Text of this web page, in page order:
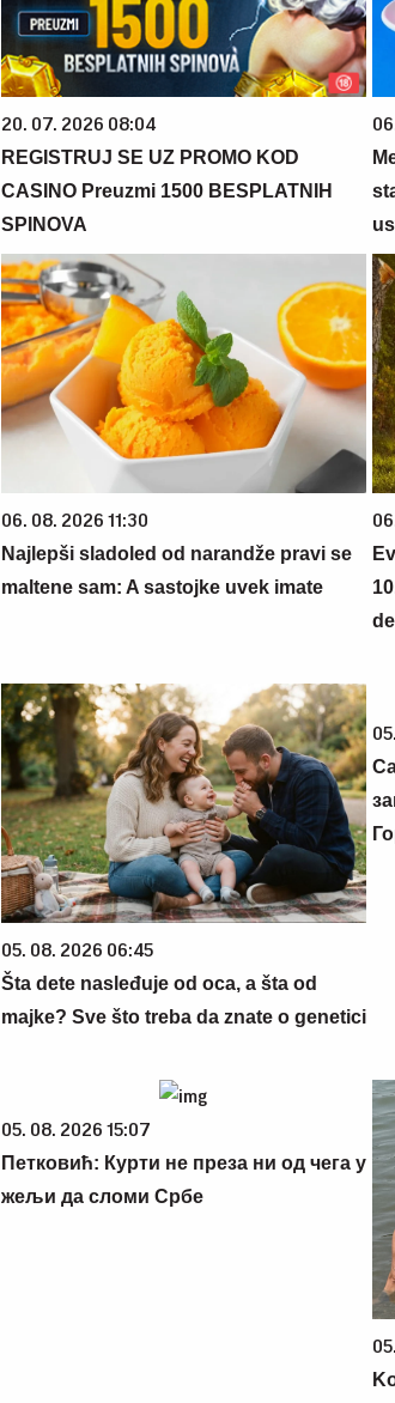
20. 07. 2026 08:04
REGISTRUJ SE UZ PROMO KOD
CASINO Preuzmi 1500 BESPLATNIH
SPINOVA
06. 08. 2026 11:30
Najlepši sladoled od narandže pravi se
maltene sam: A sastojke uvek imate
05. 08. 2026 06:45
Šta dete nasleđuje od oca, a šta od
majke? Sve što treba da znate o genetici
05. 08. 2026 15:07
Петковић: Курти не преза ни од чега у
жељи да сломи Србе